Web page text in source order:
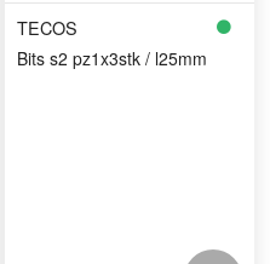
TECOS
Bits s2 pz1x3stk / l25mm